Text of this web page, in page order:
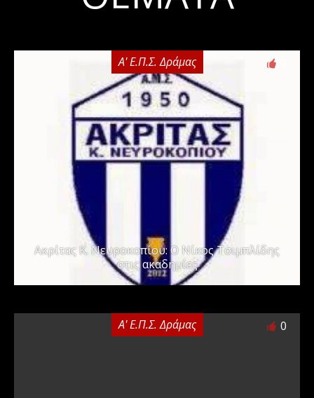
Α' Ε.Π.Σ. Δράμας
Ακρίτας Κ. Νευροκοπίου: Ο Νίκος Τσιμπλίδης
στις ακαδημίες
Α' Ε.Π.Σ. Δράμας 0